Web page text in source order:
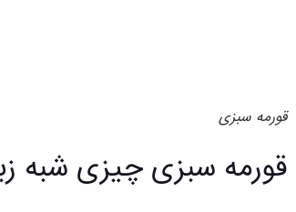
قورمه سبزی
قورمه سبزی چیزی شبه